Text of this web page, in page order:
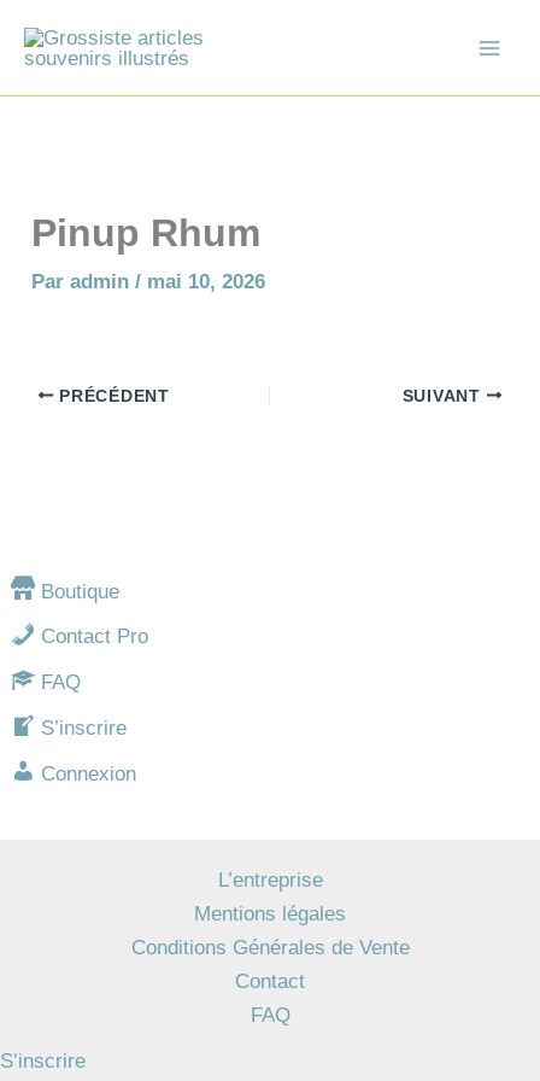
Boutique
Contact Pro
FAQ
S’inscrire
Connexion
Pinup Rhum
Paradmin/ mai 10, 2026
PRÉCÉDENT SUIVANT
L’entreprise
Mentions légales
Conditions Générales de Vente
Contact
FAQ
S’inscrire